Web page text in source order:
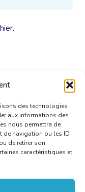
des technologies
aux informations des
nous permettra de
de navigation ou les ID
de retirer son
caractéristiques et